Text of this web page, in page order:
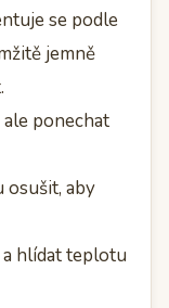
se podle
jemně
ponechat
osušit, aby
a hlídat teplotu